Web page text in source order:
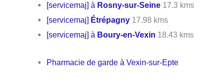
[servicemaj] à Rosny-sur-Seine 17.3 kms
[servicemaj] Étrépagny 17.98 kms
[servicemaj] à Boury-en-Vexin 18.43 kms
Pharmacie de garde à Vexin-sur-Epte